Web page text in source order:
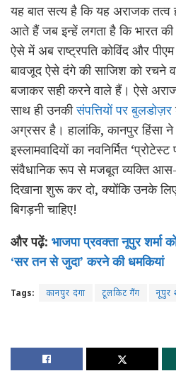
यह बात सत्य है कि यह अराजक
आते हैं जब इन्हें लगता है कि भारत
ऐसे में अब राष्ट्रपति कोविंद और
बावजूद ऐसे दंगे की साजिश को रचने
बजाकर सही करने वाले हैं। ऐसे
साथ ही उनकीसंपत्तियों पर बुलडोज़र
अग्रसर है। हालांकि, कानपुर हिंसा ने
इस्लामवादियों का नवनिर्मित
संवैधानिक रूप से मजबूत व्यक्ति आस-
दिखाना शुरू कर दो, क्योंकि उनके
बिगड़नी चाहिए!
और पढ़ें: भाजपा प्रवक्ता नूपुर शर्मा
‘सर तन से जुदा’ करने की धमकियां
Tags: कानपुर दंगा टूलकिट गैंग नूपुर